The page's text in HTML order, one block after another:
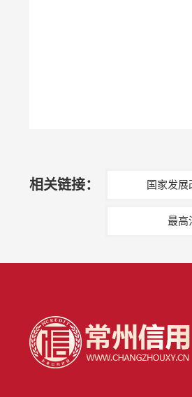
相关链接： 国家发展
最高